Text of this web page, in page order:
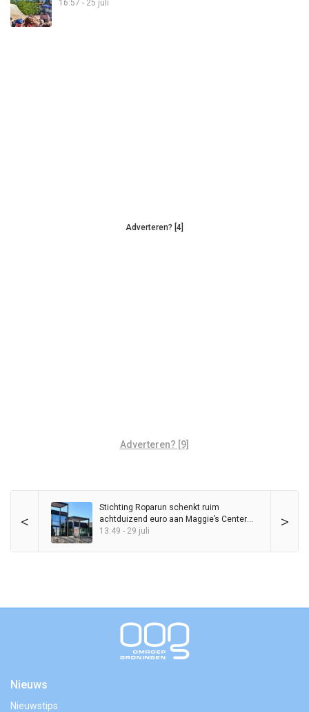
16:57 - 25 juli
Adverteren? [4]
Adverteren? [9]
< >
Stichting Roparun schenkt ruim
achtduizend euro aan Maggie’s Center
Groningen
13:49 - 29 juli
Nieuws
Nieuwstips